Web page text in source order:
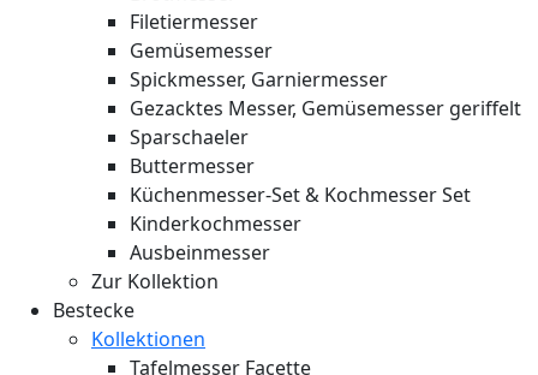
Filetiermesser
Gemüsemesser
Spickmesser, Garniermesser
Gezacktes Messer, Gemüsemesser geriffelt
Sparschaeler
Buttermesser
Küchenmesser-Set & Kochmesser Set
Kinderkochmesser
Ausbeinmesser
Zur Kollektion
Bestecke
Kollektionen
Tafelmesser Facette